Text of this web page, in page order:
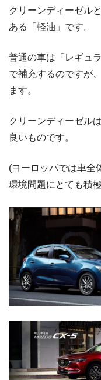
クリーンディーゼル
ある「軽油」です。
普通の車は「レギュ
で補充するのですが
ます。
クリーンディーゼル
良いものです。
(ヨーロッパでは車全
環境問題にとても積